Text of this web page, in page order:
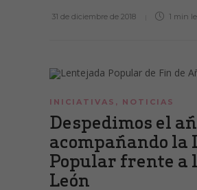
31 de diciembre de 2018 1 min
INICIATIVAS , NOTICIAS
Despedimos el
acompañando la
Popular frente a
León